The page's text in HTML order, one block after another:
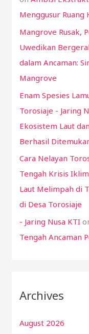
:Menggusur Ruang
Mangrove Rusak,
Uwedikan
dalam Ancaman:
Mangrove
Enam Spesies
Torosiaje - Jaring
Ekosistem Laut
Berhasil
Cara Nelayan
Tengah Krisis
Laut Melimpah di
di Desa Torosiaje
- Jaring Nusa KTI
Tengah Ancaman
Archives
August 2026